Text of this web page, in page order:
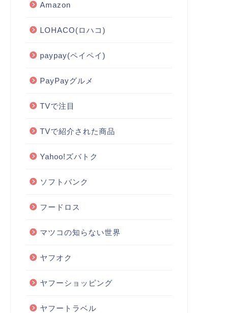
Amazon
LOHACO(ロハコ)
paypay(ペイペイ)
PayPayグルメ
TVで注目
TVで紹介された商品
Yahoo!ズバトク
ソフトバンク
フードロス
マツコの知らない世界
ヤフオク
ヤフーショッピング
ヤフートラベル